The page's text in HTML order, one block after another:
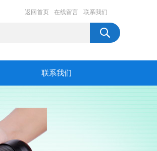
返回首页 在线留言 联系我们
联系我们